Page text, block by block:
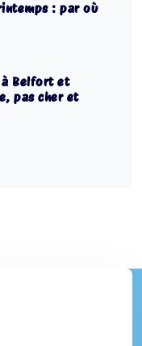
: par où
à Belfort et
pas cher et